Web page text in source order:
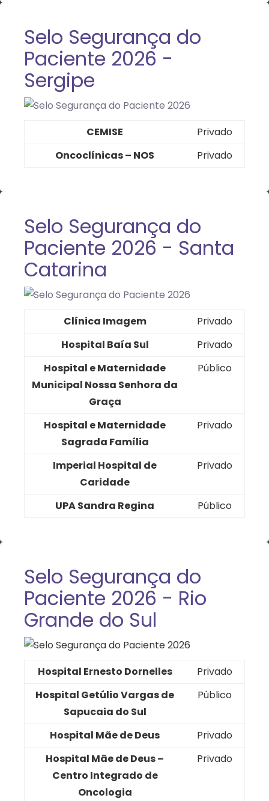
Selo Segurança do
Paciente 2026 -
Sergipe
CEMISE
Privado
Oncoclínicas – NOS
Privado
Selo Segurança do
Paciente 2026 - Santa
Catarina
Clínica Imagem
Privado
Hospital Baía Sul
Privado
Hospital e Maternidade
Municipal Nossa Senhora da
Graça
Público
Hospital e Maternidade
Sagrada Família
Privado
Imperial Hospital de
Caridade
Privado
UPA Sandra Regina Público
Selo Segurança do
Paciente 2026 - Rio
Grande do Sul
Hospital Ernesto Dornelles
Privado
Hospital Getúlio Vargas de
Sapucaia do Sul
Público
Hospital Mãe de Deus
Privado
Hospital Mãe de Deus –
Centro Integrado de
Oncologia
Privado